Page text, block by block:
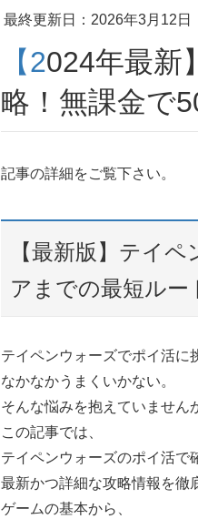
最終更新日：2026年3月12日
【2024年最新】テイペンウォーズ ポイ活完全攻
略！無課金で
記事の詳細をご覧下さい。
【最新版】テイ
アまでの最短ルー
テイペンウォーズでポイ活に
なかなかうまくいかない。
そんな悩みを抱えていません
この記事では、
テイペンウォーズのポイ活で
最新かつ詳細な攻略情報を徹
ゲームの基本から、